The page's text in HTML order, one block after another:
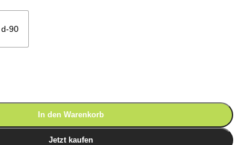
d-90
In den Warenkorb
Jetzt kaufen